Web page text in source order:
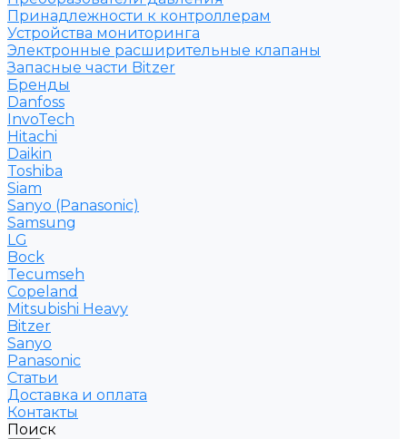
Принадлежности к контроллерам
Устройства мониторинга
Электронные расширительные клапаны
Запасные части Bitzer
Бренды
Danfoss
InvoTech
Hitachi
Daikin
Toshiba
Siam
Sanyo (Panasonic)
Samsung
LG
Bock
Tecumseh
Copeland
Mitsubishi Heavy
Bitzer
Sanyo
Рanasonic
Статьи
Доставка и оплата
Контакты
Поиск